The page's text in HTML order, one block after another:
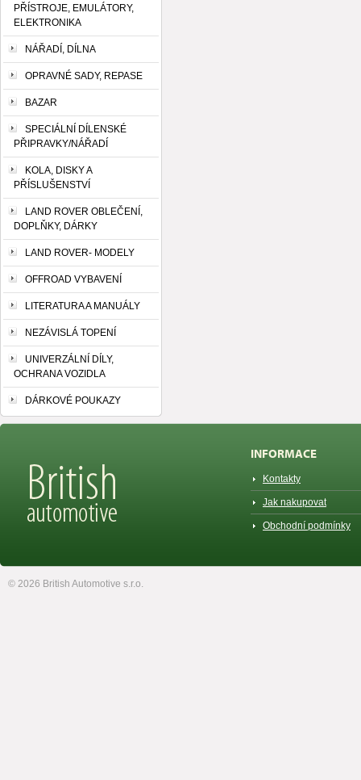
PŘÍSTROJE, EMULÁTORY,
ELEKTRONIKA
NÁŘADÍ, DÍLNA
OPRAVNÉ SADY, REPASE
BAZAR
SPECIÁLNÍ DÍLENSKÉ
PŘIPRAVKY/NÁŘADÍ
KOLA, DISKY A
PŘÍSLUŠENSTVÍ
LAND ROVER OBLEČENÍ,
DOPLŇKY, DÁRKY
LAND ROVER- MODELY
OFFROAD VYBAVENÍ
LITERATURA A MANUÁLY
NEZÁVISLÁ TOPENÍ
UNIVERZÁLNÍ DÍLY,
OCHRANA VOZIDLA
DÁRKOVÉ POUKAZY
INFORMACE
Kontakty
Jak nakupovat
Obchodní podmínky
© 2026 British Automotive s.r.o.